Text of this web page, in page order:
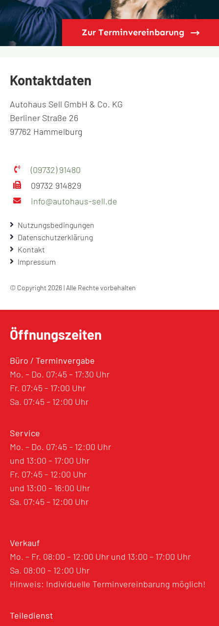
Zur Terminvereinbarung
Kontaktdaten
Autohaus Sell GmbH & Co. KG
Berliner Straße 26
97762 Hammelburg
(09732) 91480
09732 914829
info@autohaus-sell.de
Nutzungsbedingungen
Datenschutzerklärung
Kontakt
Impressum
© Copyright 2026 | Alle Rechte vorbehalten
Öffnungszeiten
Büro / Terminvergabe
Mo. – Do. 07:45 – 17:30 Uhr
Fr. 07:45 – 17:00 Uhr
Sa. 07:45 – 12:00 Uhr
Service
Mo. – Do. 07:45 – 12:00 Uhr
und 13:00 – 17:00 Uhr
Fr. 07:45 – 12:00 Uhr
und 13:00 – 16:00 Uhr
Sa. 07:45 – 12:00 Uhr
Verkauf
Mo. – Fr. 08:00 – 12:00 Uhr und 13:00 – 17:00 Uhr
Sa. 08:00 – 12:00 Uhr
Hinweis: Individuelle Terminvereinbarung möglich!
Teiledienst